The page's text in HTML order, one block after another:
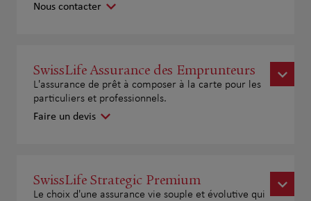
Nous contacter
SwissLife Assurance des Emprunteurs
L'assurance de prêt à composer à la carte pour les
particuliers et professionnels.
Faire un devis
SwissLife Strategic Premium
Le choix d'une assurance vie souple et évolutive qui